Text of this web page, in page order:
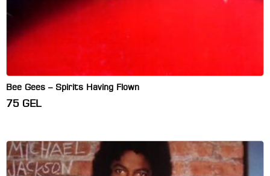
Bee Gees – Spirits Having Flown
75 GEL